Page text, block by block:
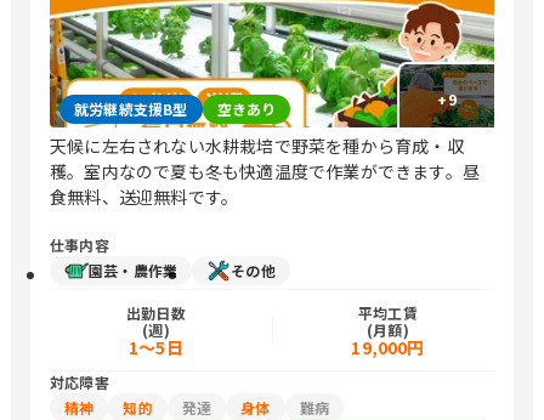
+9
就労継続支援B型 空きあり
天候に左右されない水耕栽培で野菜を種から育成・収
穫。室内なので夏も冬も快適温度で作業ができます。昼
食無料、送迎無料です。
仕事内容
園芸・農作業
その他
出勤日数
(週)
1〜5日
平均工賃
(月額)
19,000円
対応障害
精神
知的 発達 身体 難病